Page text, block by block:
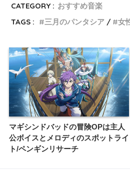
CATEGORY : おすすめ音楽
TAGS :
三月のパンタシア 女
マギシンドバッドの冒険OPは主人
公ボイスとメロディのスポットライ
ト/ペンギンリサーチ